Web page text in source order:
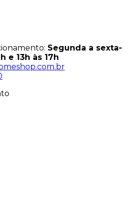
Segunda a sexta-
e 13h às 17h